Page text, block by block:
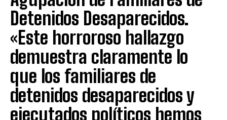
Detenidos Desaparecidos.
«Este horroroso hallazgo
demuestra claramente lo
que los familiares de
detenidos desaparecidos y
ejecutados políticos hemos